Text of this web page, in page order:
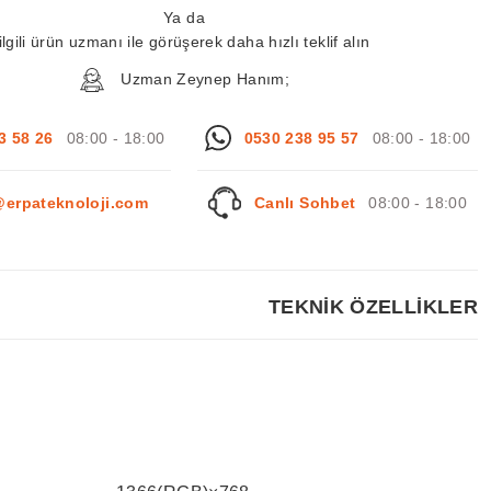
Ya da
ilgili ürün uzmanı ile görüşerek daha hızlı teklif alın
Uzman Zeynep Hanım;
58 26 08:00 - 18:00 0530 238 95 57 08:00 - 18:00
Canlı Sohbet 08:00 - 18:00
TEKNİK ÖZELLİKLER